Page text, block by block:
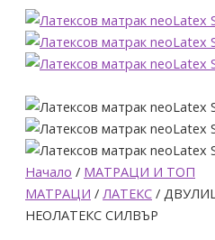
Начало / МАТРАЦИ И ТОП
МАТРАЦИ / ЛАТЕКС /
НЕОЛАТЕКС СИЛВЪР
количество
за
ДВУЛИЦЕВ